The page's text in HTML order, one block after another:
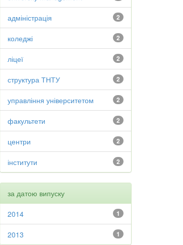
2
адміністрація
2
коледжі
2
ліцеї
2
структура ТНТУ
2
управління університетом
2
факультети
2
центри
2
інститути
за датою випуску
1
2014
1
2013